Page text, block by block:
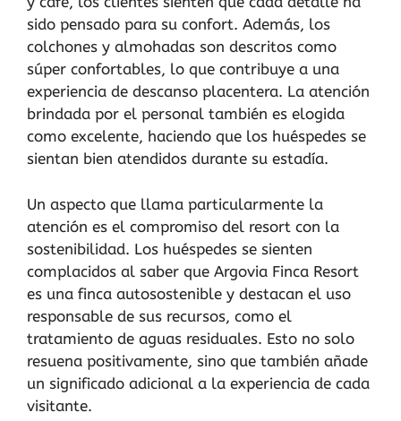
sido pensado para su confort. Además, los
colchones y almohadas son descritos como
súper confortables, lo que contribuye a una
experiencia de descanso placentera. La atención
brindada por el personal también es elogida
como excelente, haciendo que los huéspedes se
sientan bien atendidos durante su estadía.
Un aspecto que llama particularmente la
atención es el compromiso del resort con la
sostenibilidad. Los huéspedes se sienten
complacidos al saber que Argovia Finca Resort
es una finca autosostenible y destacan el uso
responsable de sus recursos, como el
tratamiento de aguas residuales. Esto no solo
resuena positivamente, sino que también añade
un significado adicional a la experiencia de cada
visitante.